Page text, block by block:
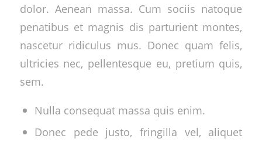
dolor. Aenean massa. Cum sociis natoque
penatibus et magnis dis parturient montes,
nascetur ridiculus mus. Donec quam felis,
ultricies nec, pellentesque eu, pretium quis,
sem.
Nulla consequat massa quis enim.
Donec pede justo, fringilla vel, aliquet